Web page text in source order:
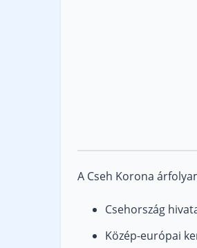
A Cseh Korona
Csehország
Közép-európai